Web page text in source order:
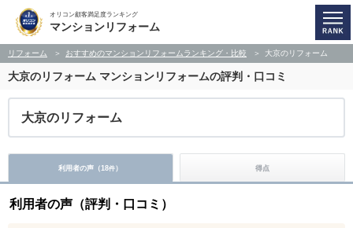
オリコン顧客満足度ランキング
マンションリフォーム
リフォーム おすすめのマンションリフォームランキング・比較 大京のリフォーム
大京のリフォーム マンションリフォームの評判・口コミ
大京のリフォーム
利用者の声（18件） 得点
利用者の声（評判・口コミ）